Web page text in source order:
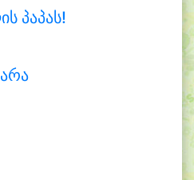
პაპას!